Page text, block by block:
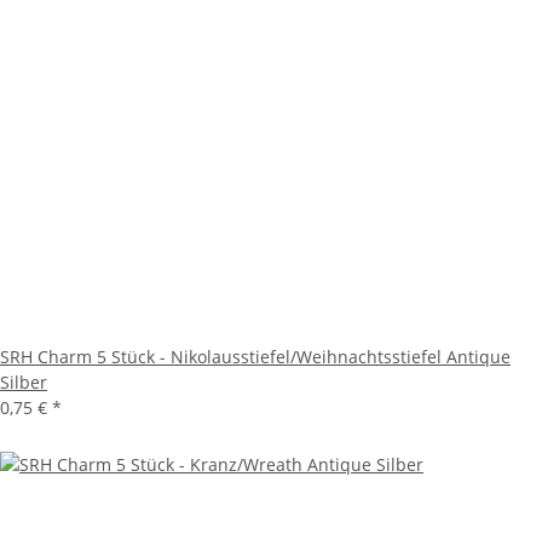
SRH Charm 5 Stück - Nikolausstiefel/Weihnachtsstiefel Antique
Silber
0,75 € *